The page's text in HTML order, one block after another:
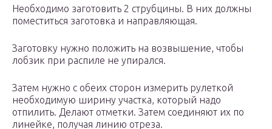
Необходимо заготовить 2 струбцины. В них должны
поместиться заготовка и направляющая.
Заготовку нужно положить на возвышение, чтобы
лобзик при распиле не упирался.
Затем нужно с обеих сторон измерить рулеткой
необходимую ширину участка, который надо
отпилить. Делают отметки. Затем соединяют их по
линейке, получая линию отреза.